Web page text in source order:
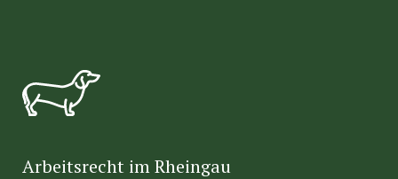
Arbeitsrecht im Rheingau